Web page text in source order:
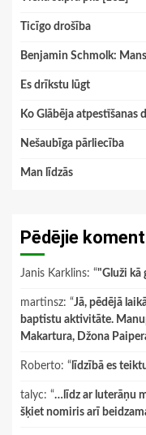
Ticīgo drošība
Benjamin Schmolk:
Es drīkstu lūgt
Ko Glābēja atpestīšanas
Nešaubīga pārliecība
Man līdzās
Pēdējie
Janis Karklins: “"Gluži kā
martinsz: “Jā, pēdējā
baptistu aktivitāte.
Makartura, Džona
Roberto: “ līdzībā es
talyc: “…līdz ar luterāņu
šķiet nomiris arī